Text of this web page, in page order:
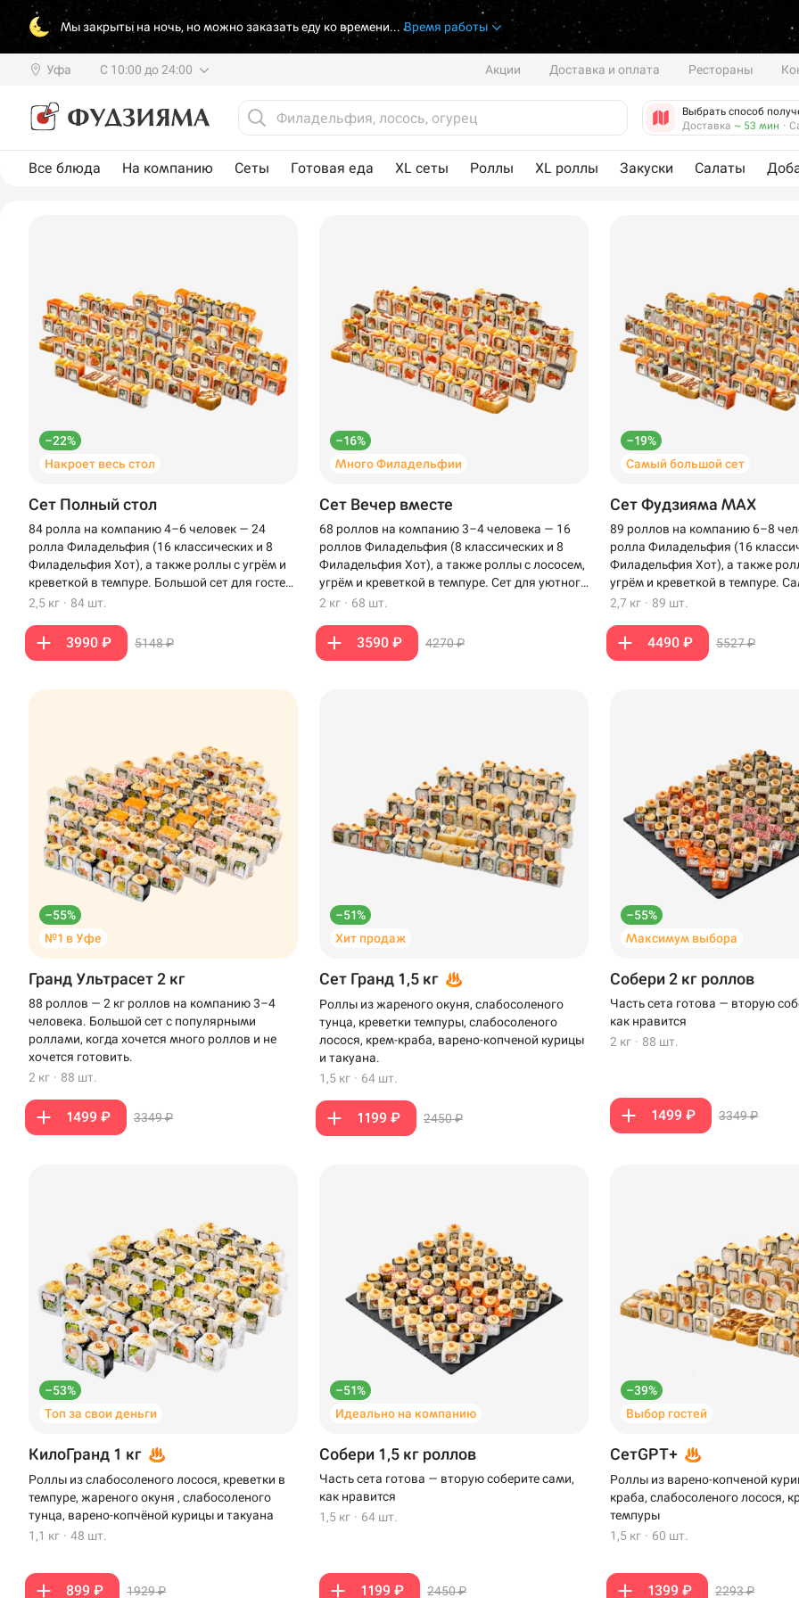
Мы закрыты на ночь, но можно заказать еду ко времени... Время работы
Уфа С 10:00 до 24:00 Акции Доставка и оплата Рестораны
Выбрать способ
Доставка ~ 53 мин ·
Все блюда На компанию Сеты Готовая еда XL сеты Роллы XL роллы Закуски Салаты
–22%
Накроет весь стол
Сет Полный стол
84 ролла на компанию 4–6 человек — 24
ролла Филадельфия (16 классических и 8
Филадельфия Хот), а также роллы с угрём и
креветкой в темпуре. Большой сет для гостей,
чтобы накрыть полный стол.
2,5 кг · 84 шт.
3990 ₽ 5148 ₽
–16%
Много Филадельфии
Сет Вечер вместе
68 роллов на компанию 3–4 человека — 16
роллов Филадельфия (8 классических и 8
Филадельфия Хот), а также роллы с лососем,
угрём и креветкой в темпуре. Сет для уютного
вечера с близкими.
2 кг · 68 шт.
3590 ₽ 4270 ₽
–19%
Самый большой сет
Сет Фудзияма MAX
89 роллов на компанию 6–8
ролла Филадельфия (16
Филадельфия Хот), а также
угрём и креветкой в темпуре.
сет для компании, когда
2,7 кг · 89 шт.
4490 ₽ 5527 ₽
–55%
№1 в Уфе
Гранд Ультрасет 2 кг
88 роллов — 2 кг роллов на компанию 3–4
человека. Большой сет с популярными
роллами, когда хочется много роллов и не
хочется готовить.
2 кг · 88 шт.
1499 ₽ 3349 ₽
–51%
Хит продаж
Сет Гранд 1,5 кг
Роллы из жареного окуня, слабосоленого
тунца, креветки темпуры, слабосоленого
лосося, крем-краба, варено-копченой курицы
и такуана.
1,5 кг · 64 шт.
1199 ₽ 2450 ₽
–55%
Максимум выбора
Собери 2 кг роллов
Часть сета готова — вторую
как нравится
2 кг · 88 шт.
1499 ₽ 3349 ₽
–53%
Топ за свои деньги
КилоГранд 1 кг
Роллы из слабосоленого лосося, креветки в
темпуре, жареного окуня , слабосоленого
тунца, варено-копчёной курицы и такуана
1,1 кг · 48 шт.
899 ₽ 1929 ₽
–51%
Идеально на компанию
Собери 1,5 кг роллов
Часть сета готова — вторую соберите сами,
как нравится
1,5 кг · 64 шт.
1199 ₽ 2450 ₽
–39%
Выбор гостей
СетGPT+
Роллы из варено-копченой
краба, слабосоленого лосося,
темпуры
1,5 кг · 60 шт.
1399 ₽ 2293 ₽